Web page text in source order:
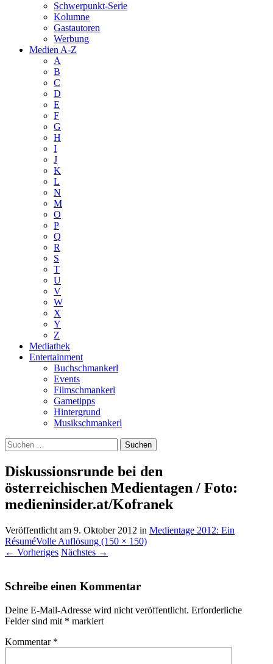
Schwerpunkt-Serie
Kolumne
Gastautoren
Werbung
Medien A-Z
A
B
C
D
E
F
G
H
I
J
K
L
N
M
O
P
Q
R
S
T
U
V
W
X
Y
Z
Mediathek
Entertainment
Buchschmankerl
Events
Filmschmankerl
Gametipps
Hintergrund
Musikschmankerl
Suchen
nach:
Diskussionsrunde bei den
österreichischen Medientagen / Foto:
medieninsider.at/Kofranek
Veröffentlicht am 9. Oktober 2012 in Medientage 2012: Ein
RésuméVolle Auflösung (150 × 150)
← Vorheriges Nächstes →
Schreibe einen Kommentar
Deine E-Mail-Adresse wird nicht veröffentlicht. Erforderliche
Felder sind mit * markiert
Kommentar *